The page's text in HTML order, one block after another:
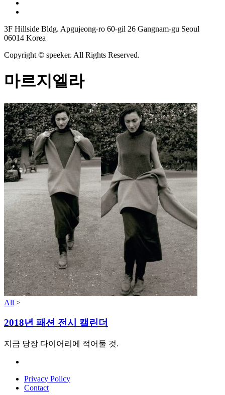
3F Hillside Bldg. Apgujeong-ro 60-gil 26 Gangnam-gu Seoul
06014 Korea
Copyright © speeker. All Rights Reserved.
마르지엘라
All >
2018년 패션 전시 캘린더
지금 당장 다이어리에 적어둘 것.
Privacy Policy
Contact